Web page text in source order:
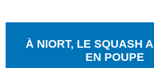
À NIORT, LE SQUASH
EN POUPE